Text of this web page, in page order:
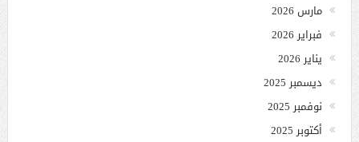
مارس 2026
فبراير 2026
يناير 2026
ديسمبر 2025
نوفمبر 2025
أكتوبر 2025